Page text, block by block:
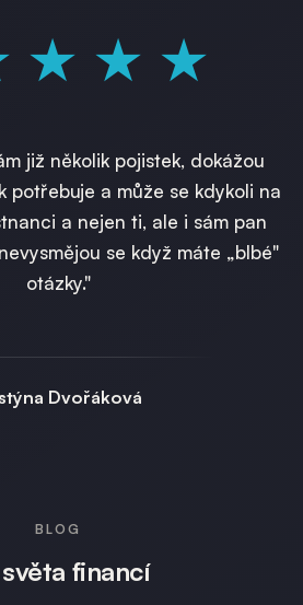
již několik pojistek, dokážou
potřebuje a může se kdykoli na
a nejen ti, ale i sám pan
se když máte „blbé"
otázky."
Dvořáková
BLOG
financí